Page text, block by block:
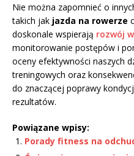
Nie można zapomnieć o
takich jak jazda na rowerze
doskonale wspierają rozwój
monitorowanie postępów i
oceny efektywności naszych
treningowych oraz
do znaczącej poprawy
rezultatów.
Powiązane wpisy:
Porady fitness na